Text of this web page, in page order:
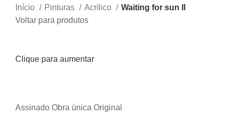
Início
Pinturas Acrílico
Waiting for sun II
Voltar para produtos
Clique para aumentar
Assinado Obra única Original